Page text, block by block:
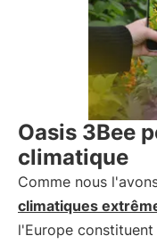
Oasis 3Bee
climatique
Comme nous
climatiques
l'Europe